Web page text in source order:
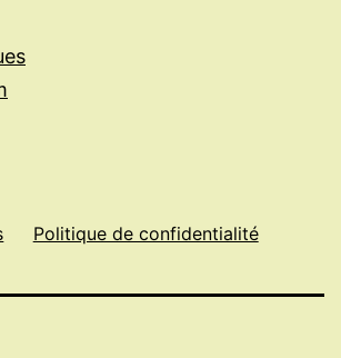
Politique de confidentialité